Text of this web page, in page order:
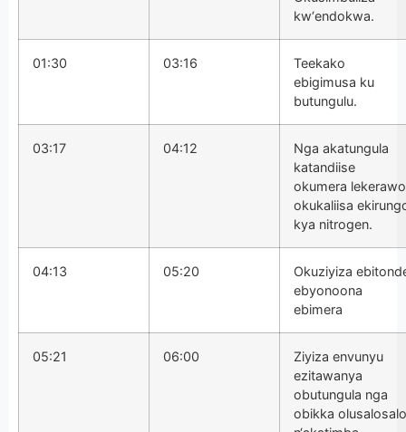
kw‘endokwa.
01:30 03:16
Teekako
ebigimusa ku
butungulu.
03:17 04:12
Nga akatungula
katandiise
okumera lekerawo
okukaliisa
kya nitrogen.
04:13 05:20
Okuziyiza
ebyonoona
ebimera
05:21 06:00
Ziyiza envunyu
ezitawanya
obutungula nga
obikka olusalosalo